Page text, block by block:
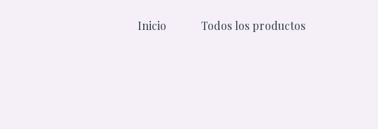
Inicio Todos los productos